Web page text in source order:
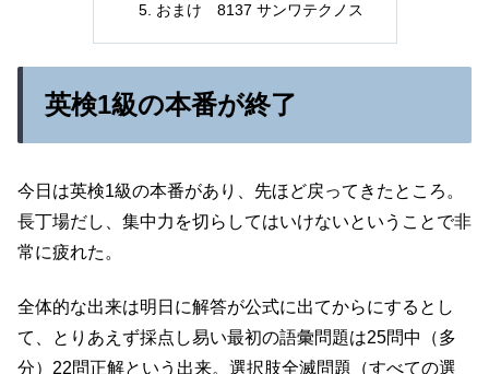
おまけ 8137 サンワテクノス
英検1級の本番が終了
今日は英検1級の本番があり、先ほど戻ってきたところ。
長丁場だし、集中力を切らしてはいけないということで非
常に疲れた。
全体的な出来は明日に解答が公式に出てからにするとし
て、とりあえず採点し易い最初の語彙問題は25問中（多
分）22問正解という出来。選択肢全滅問題（すべての選